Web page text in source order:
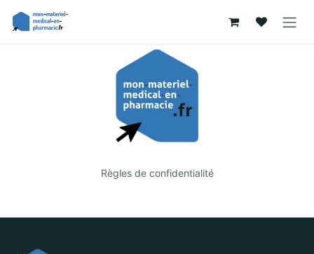
Se rendre au contenu
Règles de confidentialité